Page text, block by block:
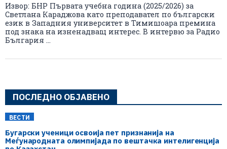
Извор: БНР Първата учебна година (2025/2026) за
Светлана Караджова като преподавател по български
език в Западния университет в Тимишоара премина
под знака на изненадващ интерес. В интервю за Радио
България ...
ПОСЛЕДНО ОБЈАВЕНО
ВЕСТИ
Бугарски ученици освоија пет признанија на
Меѓународната олимпијада по вештачка интелигенција